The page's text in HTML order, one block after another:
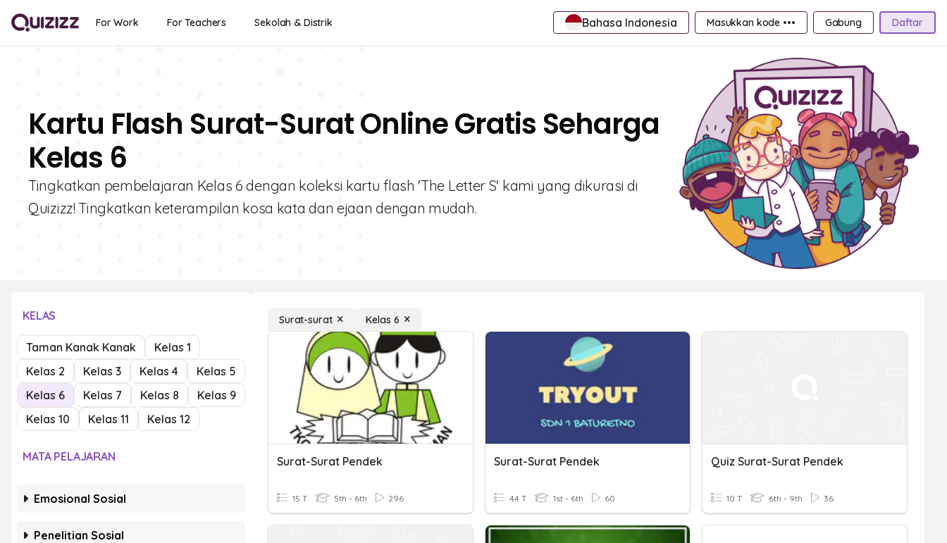
For Work For Teachers Sekolah & Distrik Bahasa Indonesia Masukkan kode ••• Gabung Daftar
Kartu Flash Surat-Surat Online Gratis Seharga
Kelas 6
Tingkatkan pembelajaran Kelas 6 dengan koleksi kartu flash 'The Letter S' kami yang dikurasi di
Quizizz! Tingkatkan keterampilan kosa kata dan ejaan dengan mudah.
KELAS
Taman Kanak Kanak
Kelas 1
Kelas 2
Kelas 3 Kelas 4
Kelas 5
Kelas 6
Kelas 7 Kelas 8
Kelas 9
Kelas 10
Kelas 11 Kelas 12
MATA PELAJARAN
Emosional Sosial
Penelitian Sosial
Surat-surat Kelas 6
Surat-Surat Pendek
15 T 5th - 6th 296
Surat-Surat Pendek
44 T 1st - 6th 60
Quiz Surat-Surat Pendek
10 T 6th - 9th 36